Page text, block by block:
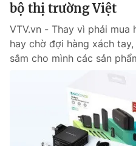
bộ thị trường Việt
VTV.vn - Thay vì phải mua
hay chờ đợi hàng xách
sắm cho mình các sản